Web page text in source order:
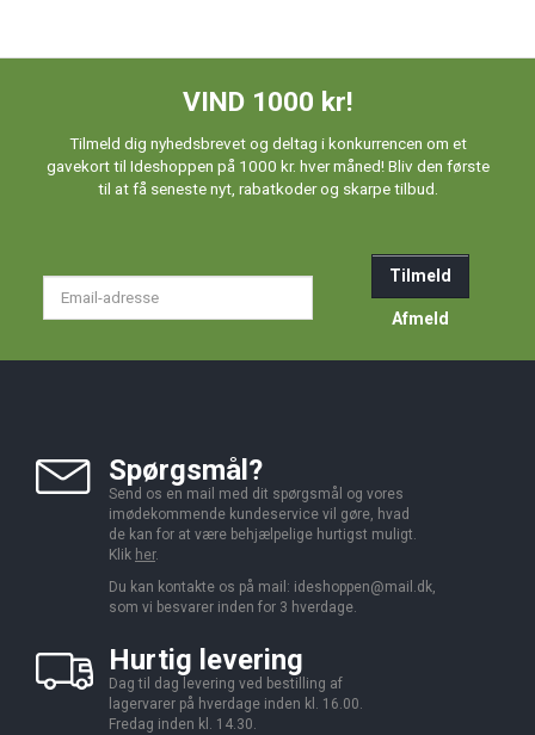
VIND 1000 kr!
Tilmeld dig nyhedsbrevet og deltag i konkurrencen om et
gavekort til Ideshoppen på 1000 kr. hver måned! Bliv den første
til at få seneste nyt, rabatkoder og skarpe tilbud.
Tilmeld
Afmeld
Spørgsmål?
Send os en mail med dit spørgsmål og vores
imødekommende kundeservice vil gøre, hvad
de kan for at være behjælpelige hurtigst muligt.
Klik her.
Du kan kontakte os på mail: ideshoppen@mail.dk,
som vi besvarer inden for 3 hverdage.
Hurtig levering
Dag til dag levering ved bestilling af
lagervarer på hverdage inden kl. 16.00.
Fredag inden kl. 14.30.